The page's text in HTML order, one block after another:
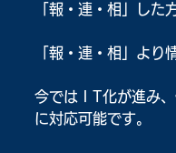
「報・連・相」した
「報・連・相」より
今ではＩT化が進み
に対応可能です。